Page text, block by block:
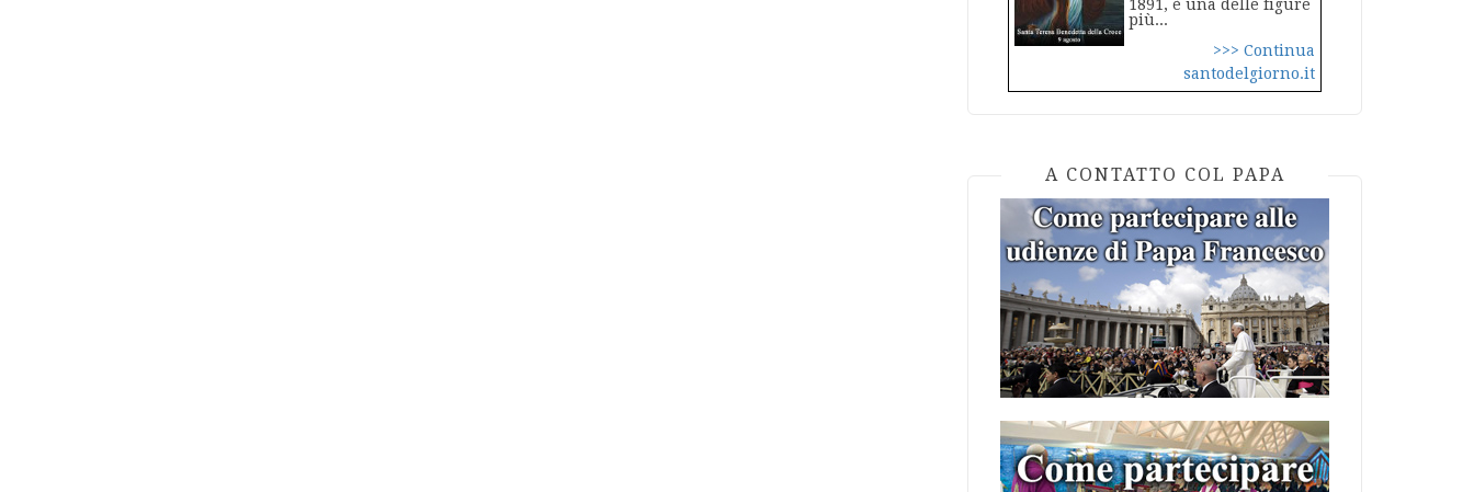
1891, è una delle figure
più...
>>> Continua
santodelgiorno.it
A CONTATTO COL PAPA